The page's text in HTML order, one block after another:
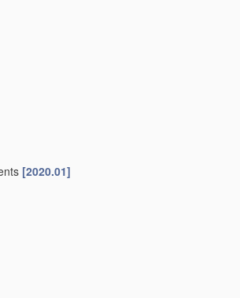
[2020.01]